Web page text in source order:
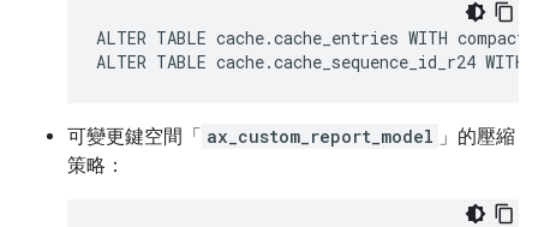
ALTER TABLE cache.cache_entries WITH
ALTER TABLE cache.cache_sequence_id_r24
可變更鍵空間「 ax_custom_report_model 」的壓縮
策略：